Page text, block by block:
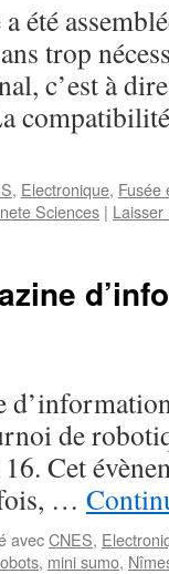
été
trop
c’est à
, Electronique, Fusée
Sciences |
de
Cet
…
avecCNES,
, mini sumo,